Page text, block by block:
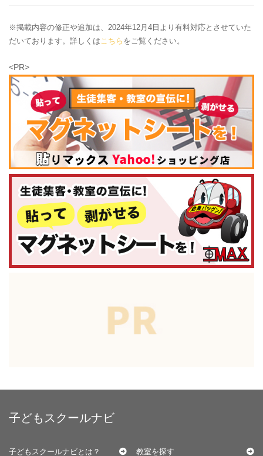
※掲載内容の修正や追加は、2024年12月4日より有料対応とさせていた
だいております。詳しくはこちら をご覧ください。
<PR>
子どもスクールナビ
子どもスクールナビとは？ 教室を探す